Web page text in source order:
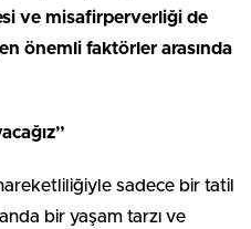
ve misafirperverliği de
önemli faktörler arasında
sadece bir tatil
bir yaşam tarzı ve